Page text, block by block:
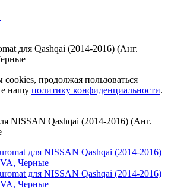
для Qashqai (2014-2016) (Анг.
продолжая пользоваться
нашу политику конфиденциальности.
NISSAN Qashqai (2014-2016) (Анг.